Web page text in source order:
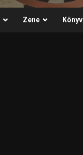
Zene Könyv